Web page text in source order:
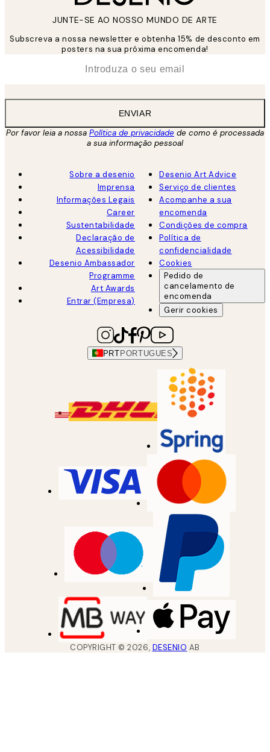
JUNTE-SE AO NOSSO MUNDO DE ARTE
Subscreva a nossa newsletter e obtenha 15% de desconto em
posters na sua próxima encomenda!
ENVIAR
Por favor leia a nossa Política de privacidade de como é processada
a sua informação pessoal
Sobre a desenio
Imprensa
Informações Legais
Career
Sustentabilidade
Declaração de
Acessibilidade
Desenio Ambassador
Programme
Art Awards
Entrar (Empresa)
Desenio Art Advice
Serviço de clientes
Acompanhe a sua
encomenda
Condições de compra
Política de
confidencialidade
Cookies
Pedido de
cancelamento de
encomenda
Gerir cookies
PRT PORTUGUES
COPYRIGHT ©2026, DESENIO AB